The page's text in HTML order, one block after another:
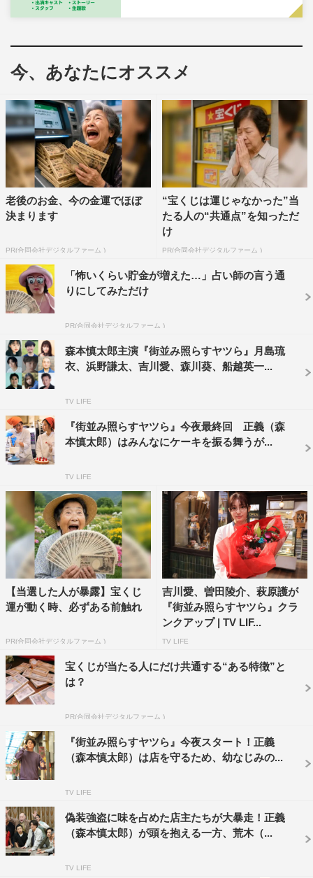
2024年4月27日（土）スタート
毎週土曜 午後10時～
＜キャスト＞
森本慎太郎（SixTONES）、月島琉衣、浜野謙太、吉川
愛、曽田陵介、
萩原護、宇野祥平、皆川猿時、森川葵、船越英一郎
＜スタッフ＞
脚本：高田亮、清水匡
プロデューサー：藤森真実、榊原真由子、宇田川寧、妙円
園洋輝
制作協力：ダブ
製作著作：日本テレビ
番組公式HP：https://www.ntv.co.jp/ｍachinami-ntv/
番組公式X＆Instagram：＠machinami_ntv
©日本テレビ
SixTONES 曽田陵介 月島琉衣
森本慎太郎 浜野謙太 萩原護
街並み照らすヤツら
今、あなたにオススメ
老後のお金、今の金運でほぼ
決まります
PR(合同会社デジタルファーム )
“宝くじは運じゃなかった”当
たる人の“共通点”を知っただ
け
PR(合同会社デジタルファーム )
「怖いくらい貯金が増えた…」占い師の言う通
りにしてみただけ
PR(合同会社デジタルファーム )
森本慎太郎主演『街並み照らすヤツら』月島琉
衣、浜野謙太、吉川愛、森川葵、船越英一...
TV LIFE
『街並み照らすヤツら』今夜最終回 正義（森
本慎太郎）はみんなにケーキを振る舞うが...
TV LIFE
【当選した人が暴露】宝くじ
運が動く時、必ずある前触れ
PR(合同会社デジタルファーム )
吉川愛、曽田陵介、萩原護が
『街並み照らすヤツら』クラ
ンクアップ | TV LIF...
TV LIFE
宝くじが当たる人にだけ共通する“ある特徴”と
は？
PR(合同会社デジタルファーム )
『街並み照らすヤツら』今夜スタート！正義
（森本慎太郎）は店を守るため、幼なじみの...
TV LIFE
偽装強盗に味を占めた店主たちが大暴走！正義
（森本慎太郎）が頭を抱える一方、荒木（...
TV LIFE